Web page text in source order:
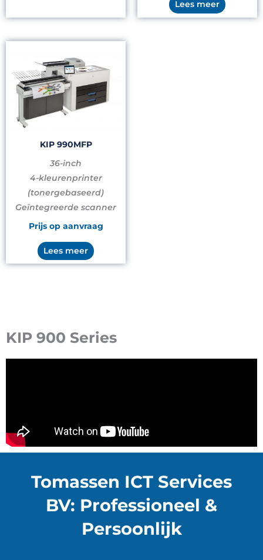
Lees meer
KIP 990MFP
36-inch
4-kleurenprinter
(tonergebaseerd)
Geïntegreerde scanner
Prijs op aanvraag
Lees meer
KIP 900 Series
Tomassen ICT Services
BV: Professioneel &
Persoonlijk